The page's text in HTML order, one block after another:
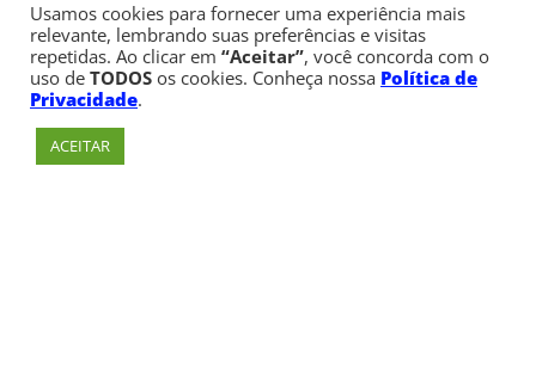
Usamos cookies para fornecer uma experiência mais
relevante, lembrando suas preferências e visitas
repetidas. Ao clicar em “Aceitar”, você concorda com o
uso de TODOS os cookies. Conheça nossa Política de
Privacidade.
ACEITAR